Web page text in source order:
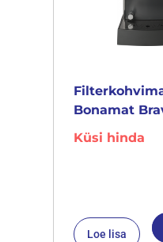
Bonamat
Küsi hinda
Loe lisa